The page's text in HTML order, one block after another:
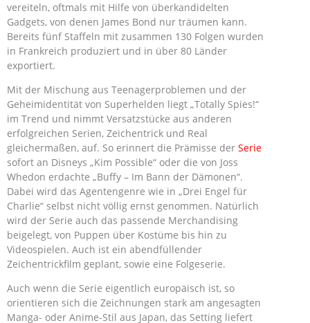
vereiteln, oftmals mit Hilfe von überkandidelten
Gadgets, von denen James Bond nur träumen kann.
Bereits fünf Staffeln mit zusammen 130 Folgen wurden
in Frankreich produziert und in über 80 Länder
exportiert.
Mit der Mischung aus Teenagerproblemen und der
Geheimidentität von Superhelden liegt „Totally Spies!“
im Trend und nimmt Versatzstücke aus anderen
erfolgreichen Serien, Zeichentrick und Real
gleichermaßen, auf. So erinnert die Prämisse der Serie
sofort an Disneys „Kim Possible“ oder die von Joss
Whedon erdachte „Buffy – Im Bann der Dämonen“.
Dabei wird das Agentengenre wie in „Drei Engel für
Charlie“ selbst nicht völlig ernst genommen. Natürlich
wird der Serie auch das passende Merchandising
beigelegt, von Puppen über Kostüme bis hin zu
Videospielen. Auch ist ein abendfüllender
Zeichentrickfilm geplant, sowie eine Folgeserie.
Auch wenn die Serie eigentlich europäisch ist, so
orientieren sich die Zeichnungen stark am angesagten
Manga- oder Anime-Stil aus Japan, das Setting liefert